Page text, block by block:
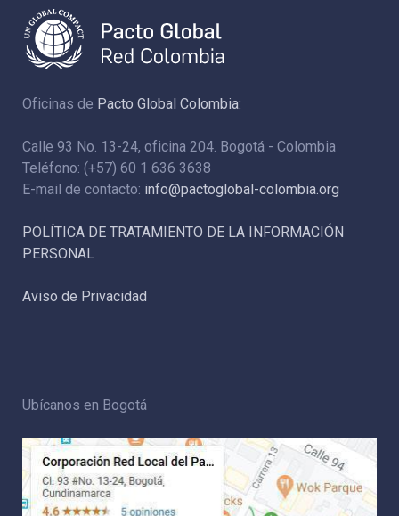
Oficinas de Pacto Global Colombia:
Calle 93 No. 13-24, oficina 204. Bogotá - Colombia
Teléfono: (+57) 60 1 636 3638
E-mail de contacto: info@pactoglobal-colombia.org
POLÍTICA DE TRATAMIENTO DE LA INFORMACIÓN
PERSONAL
Aviso de Privacidad
Ubícanos en Bogotá